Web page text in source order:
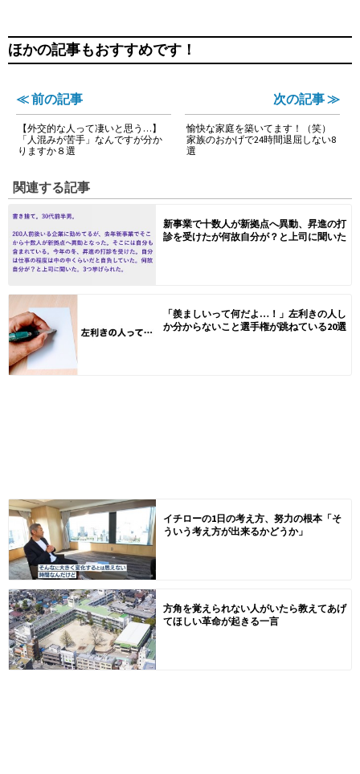
ほかの記事もおすすめです！
≪ 前の記事
【外交的な人って凄いと思う…】
「人混みが苦手」なんですが分か
りますか８選
次の記事 ≫
愉快な家庭を築いてます！（笑）
家族のおかげで24時間退屈しない8
選
関連する記事
新事業で十数人が新拠点へ異動、昇進の打
診を受けたが何故自分が？と上司に聞いた
「羨ましいって何だよ…！」左利きの人し
か分からないこと選手権が跳ねている20選
イチローの1日の考え方、努力の根本「そ
ういう考え方が出来るかどうか」
方角を覚えられない人がいたら教えてあげ
てほしい革命が起きる一言